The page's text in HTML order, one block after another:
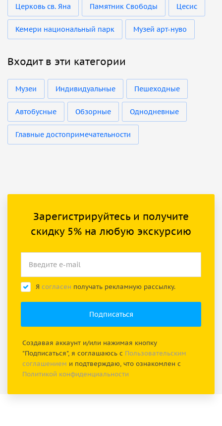
Церковь св. Яна Памятник Свободы Цесис
Кемери национальный парк Музей арт-нуво
Входит в эти категории
Музеи Индивидуальные Пешеходные
Автобусные Обзорные Однодневные
Главные достопримечательности
Зарегистрируйтесь и получите
скидку 5% на любую экскурсию
Я согласен получать рекламную рассылку.
Создавая аккаунт и/или нажимая кнопку
"Подписаться", я соглашаюсь с Пользовательским
соглашением и подтверждаю, что ознакомлен с
Политикой конфиденциальности